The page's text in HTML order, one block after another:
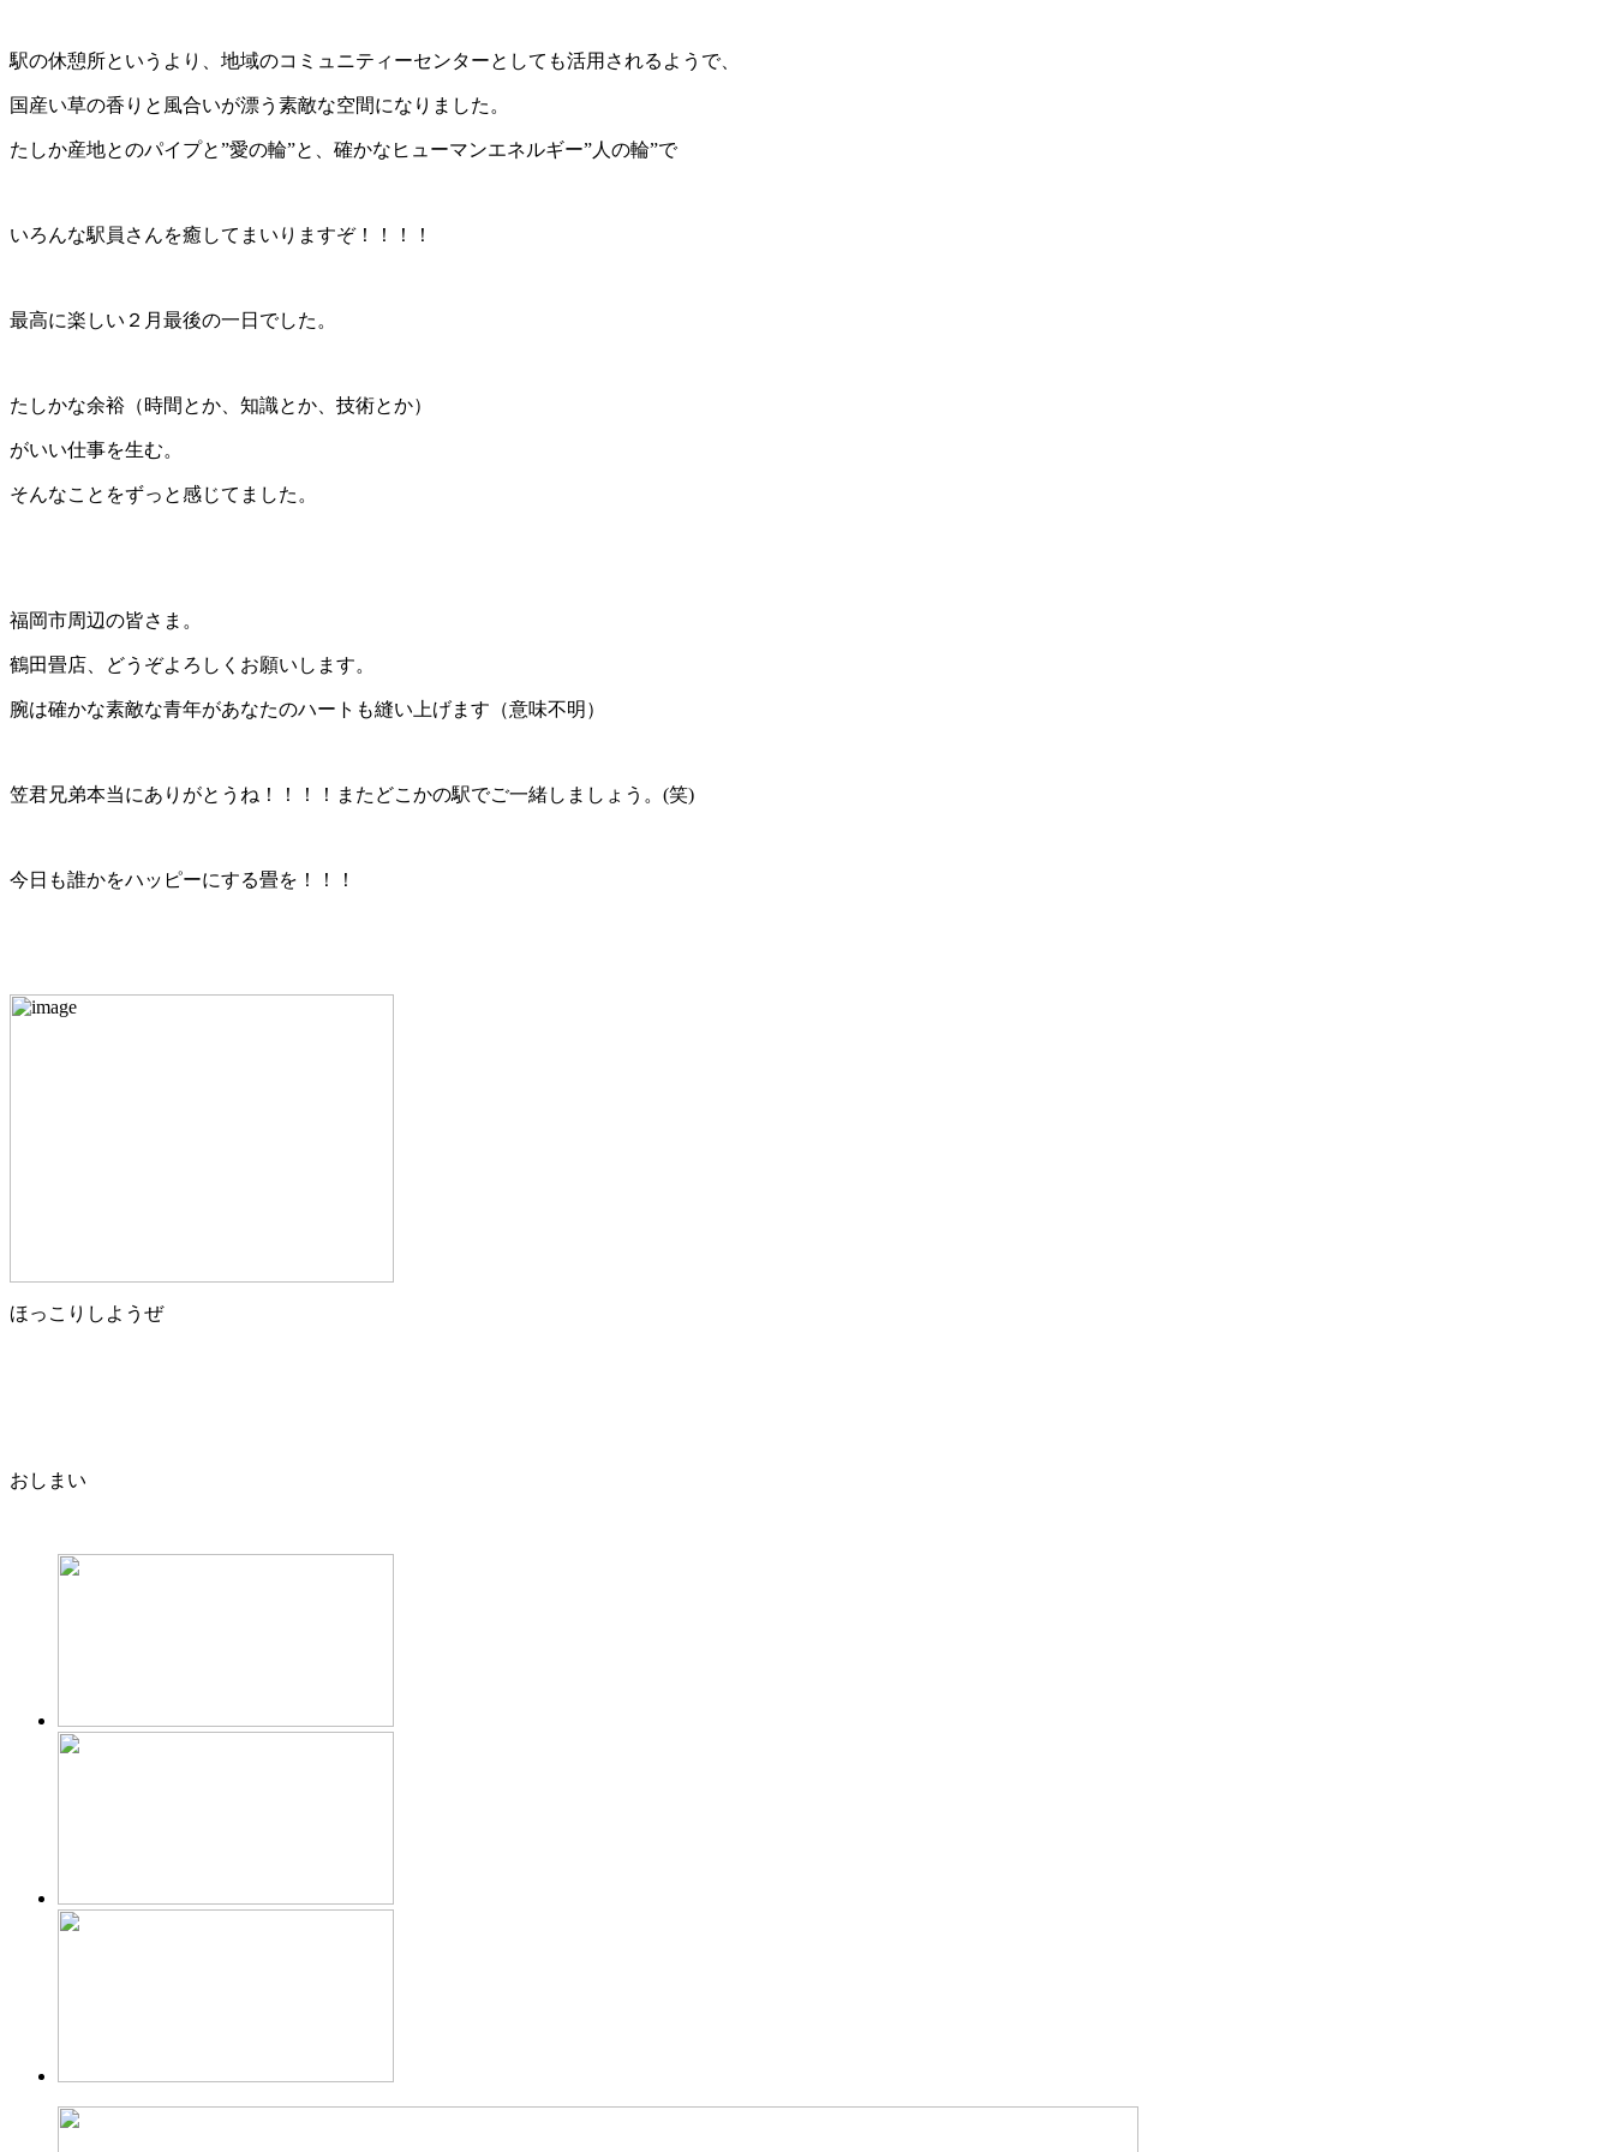
駅の休憩所というより、地域のコミュニティーセンターとしても活用されるようで、
国産い草の香りと風合いが漂う素敵な空間になりました。
たしか産地とのパイプと”愛の輪”と、確かなヒューマンエネルギー”人の輪”で
いろんな駅員さんを癒してまいりますぞ！！！！
最高に楽しい２月最後の一日でした。
たしかな余裕（時間とか、知識とか、技術とか）
がいい仕事を生む。
そんなことをずっと感じてました。
福岡市周辺の皆さま。
鶴田畳店、どうぞよろしくお願いします。
腕は確かな素敵な青年があなたのハートも縫い上げます（意味不明）
笠君兄弟本当にありがとうね！！！！またどこかの駅でご一緒しましょう。(笑)
今日も誰かをハッピーにする畳を！！！
ほっこりしようぜ
おしまい